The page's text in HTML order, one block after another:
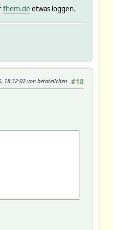
fhem.de etwas loggen.
#18
18:32:02 von betateilchen